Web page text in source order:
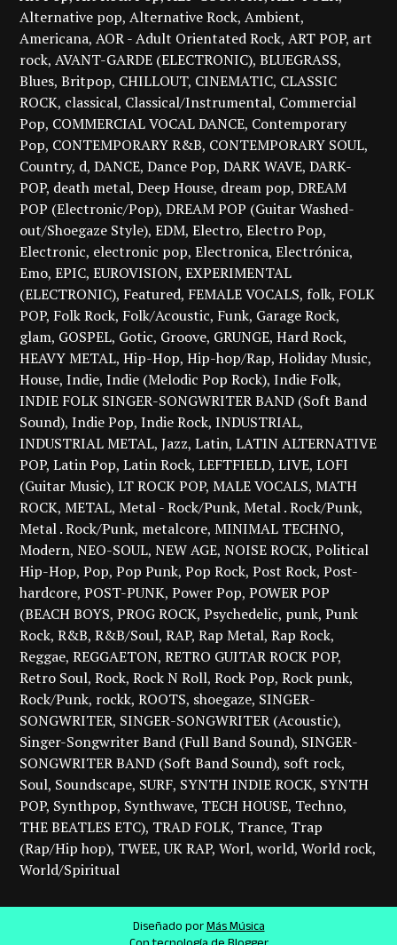
Alternative pop Alternative Rock Ambient
Americana AOR - Adult Orientated Rock ART POP art
rock AVANT-GARDE (ELECTRONIC) BLUEGRASS
Blues Britpop CHILLOUT CINEMATIC CLASSIC
ROCK classical Classical/Instrumental Commercial
Pop COMMERCIAL VOCAL DANCE Contemporary
Pop CONTEMPORARY R&B CONTEMPORARY SOUL
Country d DANCE Dance Pop DARK WAVE DARK-
POP death metal Deep House dream pop DREAM
POP (Electronic/Pop) DREAM POP (Guitar Washed-
out/Shoegaze Style) EDM Electro Electro Pop
Electronic electronic pop Electronica Electrónica
Emo EPIC EUROVISION EXPERIMENTAL
(ELECTRONIC) Featured FEMALE VOCALS folk FOLK
POP Folk Rock Folk/Acoustic Funk Garage Rock
glam GOSPEL Gotic Groove GRUNGE Hard Rock
HEAVY METAL Hip-Hop Hip-hop/Rap Holiday Music
House Indie Indie (Melodic Pop Rock) Indie Folk
INDIE FOLK SINGER-SONGWRITER BAND (Soft Band
Sound) Indie Pop Indie Rock INDUSTRIAL
INDUSTRIAL METAL Jazz Latin LATIN ALTERNATIVE
POP Latin Pop Latin Rock LEFTFIELD LIVE LOFI
(Guitar Music) LT ROCK POP MALE VOCALS MATH
ROCK METAL Metal - Rock/Punk Metal . Rock/Punk
Metal . Rock/Punk metalcore MINIMAL TECHNO
Modern NEO-SOUL NEW AGE NOISE ROCK Political
Hip-Hop Pop Pop Punk Pop Rock Post Rock Post-
hardcore POST-PUNK Power Pop POWER POP
(BEACH BOYS PROG ROCK Psychedelic punk Punk
Rock R&B R&B/Soul RAP Rap Metal Rap Rock
Reggae REGGAETON RETRO GUITAR ROCK POP
Retro Soul Rock Rock N Roll Rock Pop Rock punk
Rock/Punk rockk ROOTS shoegaze SINGER-
SONGWRITER SINGER-SONGWRITER (Acoustic)
Singer-Songwriter Band (Full Band Sound) SINGER-
SONGWRITER BAND (Soft Band Sound) soft rock
Soul Soundscape SURF SYNTH INDIE ROCK SYNTH
POP Synthpop Synthwave TECH HOUSE Techno
THE BEATLES ETC) TRAD FOLK Trance Trap
(Rap/Hip hop) TWEE UK RAP Worl world World rock
World/Spiritual
Diseñado porMás Música